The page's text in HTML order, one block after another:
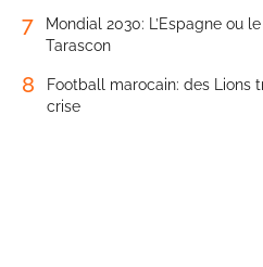
7
Mondial 2030: L’Espagne ou
Tarascon
8
Football marocain: des Lions
crise